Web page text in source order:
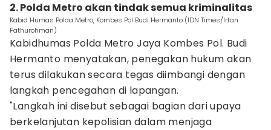
2. Polda Metro akan tindak semua kriminalitas
Kabid Humas Polda Metro, Kombes Pol Budi Hermanto (IDN Times/Irfan
Fathurohman)
Kabidhumas Polda Metro Jaya Kombes Pol. Budi
Hermanto menyatakan, penegakan hukum akan
terus dilakukan secara tegas diimbangi dengan
langkah pencegahan di lapangan.
"Langkah ini disebut sebagai bagian dari upaya
berkelanjutan kepolisian dalam menjaga